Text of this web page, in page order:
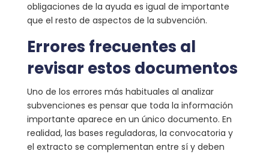
obligaciones de la ayuda es igual de importante
que el resto de aspectos de la subvención.
Errores frecuentes al
revisar estos documentos
Uno de los errores más habituales al analizar
subvenciones es pensar que toda la información
importante aparece en un único documento. En
realidad, las bases reguladoras, la convocatoria y
el extracto se complementan entre sí y deben